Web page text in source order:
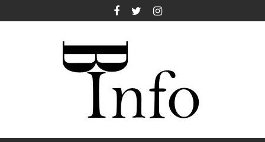
to